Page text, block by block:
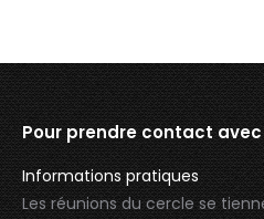
Pour prendre contact
Informations pratiques
Les réunions du cercle se